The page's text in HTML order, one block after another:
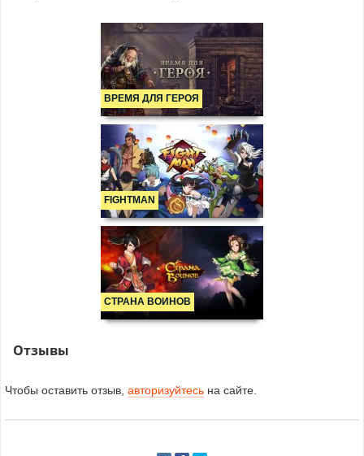
ВРЕМЯ ДЛЯ ГЕРОЯ
FIGHTMAN
СТРАНА ВОИНОВ
Отзывы
Чтобы оставить отзыв, авторизуйтесь на сайте.